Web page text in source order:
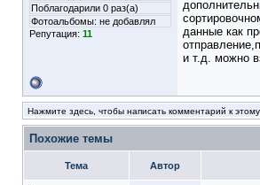
Поблагодарили 0 раз(а)
Фотоальбомы: не добавлял
Репутация: 11
данные как
и т.д. можно
Нажмите здесь, чтобы написать комментарий к
Похожие темы
Тема Автор